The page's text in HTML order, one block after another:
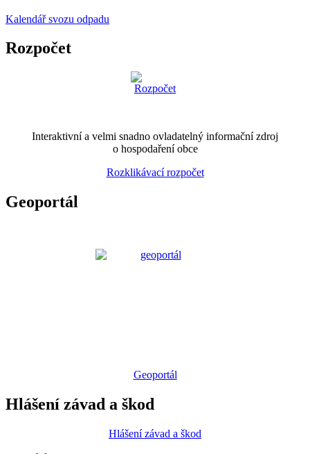
Kalendář svozu odpadu
Rozpočet
Interaktivní a velmi snadno ovladatelný informační zdroj
o hospodaření obce
Rozklikávací rozpočet
Geoportál
Geoportál
Hlášení závad a škod
Hlášení závad a škod